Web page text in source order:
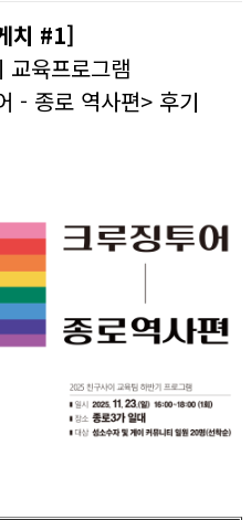
치 #1]
육프로그램
- 종로 역사편> 후기